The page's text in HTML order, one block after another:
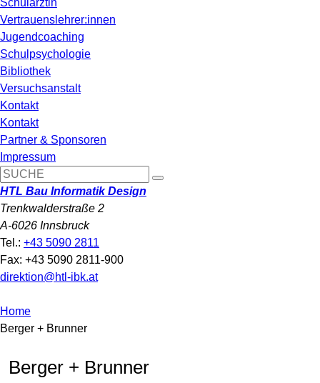
Schulärztin
Vertrauenslehrer:innen
Jugendcoaching
Schulpsychologie
Bibliothek
Versuchsanstalt
Kontakt
Kontakt
Partner & Sponsoren
Impressum
HTL Bau Informatik Design
Trenkwalderstraße 2
A-6026 Innsbruck
Tel.: +43 5090 2811
Fax: +43 5090 2811-900
direktion@htl-ibk.at
Home
Berger + Brunner
Berger + Brunner